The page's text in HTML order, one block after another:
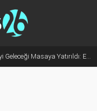
Eskişehir’in Ekonomi ve Sanayi Geleceği Masaya Yatırıldı: ESMİAD ile MHP Buluştu